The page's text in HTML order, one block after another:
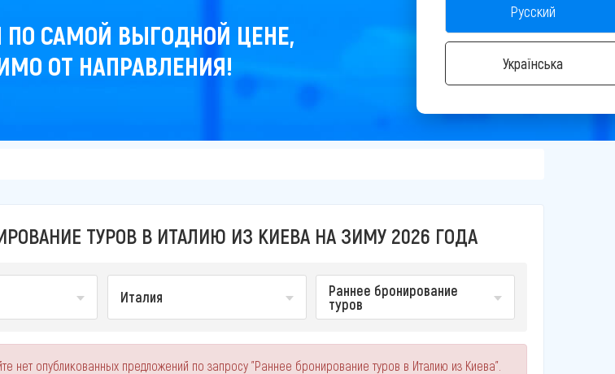
Русский
Українська
САМОЙ ВЫГОДНОЙ ЦЕНЕ,
ОТ НАПРАВЛЕНИЯ!
ТУРОВ В ИТАЛИЮ ИЗ КИЕВА НА ЗИМУ 2026 ГОДА
Италия Раннее бронирование
туров
нет опубликованных предложений по запросу "Раннее бронирование туров в Италию из Киева".